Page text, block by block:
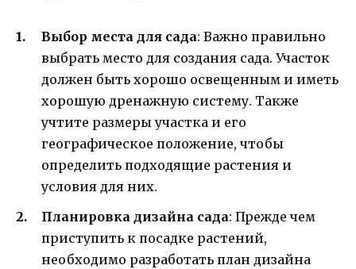
Выбор места для сада: Важно правильно
выбрать место для создания сада. Участок
должен быть хорошо освещенным и иметь
хорошую дренажную систему. Также
учтите размеры участка и его
географическое положение, чтобы
определить подходящие растения и
условия для них.
Планировка дизайна сада: Прежде чем
приступить к посадке растений,
необходимо разработать план дизайна